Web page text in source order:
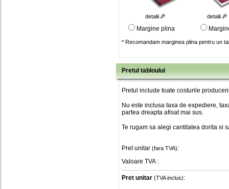
detalii detalii
Margine plina
* Recomandam marginea plina pentru un
Pretul tabloului
Pretul include toate costurile
Nu este inclusa taxa de expediere,
partea dreapta afisat mai sus.
Te rugam sa alegi cantitatea dorita si
Pret unitar (fara TVA):
Valoare TVA :
Pret unitar (TVA inclus):